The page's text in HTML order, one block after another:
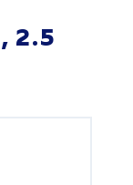
2.5